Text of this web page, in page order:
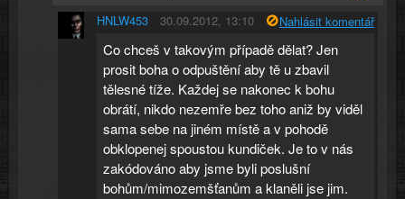
HNLW453 30.09.2012, 13:10 Nahlásit komentář
Co chceš v takovým případě dělat? Jen
prosit boha o odpuštění aby tě u zbavil
tělesné tíže. Každej se nakonec k bohu
obrátí, nikdo nezemře bez toho aniž by viděl
sama sebe na jiném místě a v pohodě
obklopenej spoustou kundiček. Je to v nás
zakódováno aby jsme byli poslušní
bohům/mimozemšťanům a klaněli jse jim.